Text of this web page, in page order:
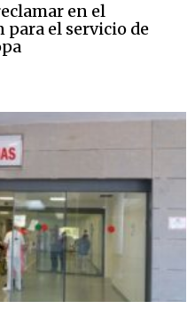
en el
el servicio de